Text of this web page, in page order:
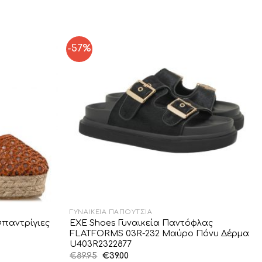
-57%
ΓΥΝΑΙΚΕΊΑ ΠΑΠΟΎΤΣΙΑ
EXE Shoes Γυναικεία Παντόφλας
FLATFORMS 03R-232 Μαύρο Πόνυ Δέρμα
U403R2322877
€89.95 Original
€39.00Η